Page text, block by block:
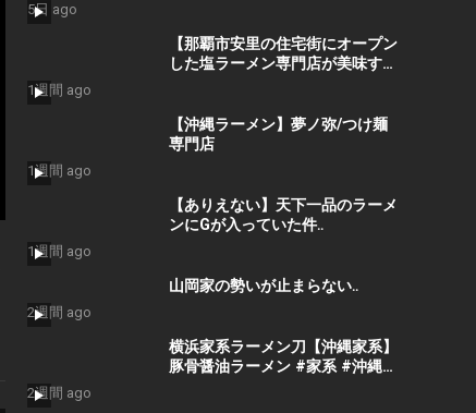
5日 ago
【那覇市安里の住宅街にオープン
した塩ラーメン専門店が美味すぎ
1週間 ago
【沖縄ラーメン】夢ノ弥/つけ麺
専門店
1週間 ago
【ありえない】天下一品のラーメ
ンにGが入っていた件‥
1週間 ago
山岡家の勢いが止まらない‥
2週間 ago
横浜家系ラーメン刀【沖縄家系】
豚骨醤油ラーメン #家系 #沖縄ラ
2週間 ago